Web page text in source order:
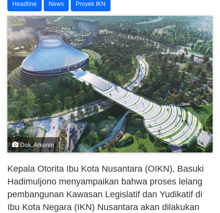
Headline News Proyek IKN
Dok. Arkonin
Kepala Otorita Ibu Kota Nusantara (OIKN), Basuki
Hadimuljono menyampaikan bahwa proses lelang
pembangunan Kawasan Legislatif dan Yudikatif di
Ibu Kota Negara (IKN) Nusantara akan dilakukan